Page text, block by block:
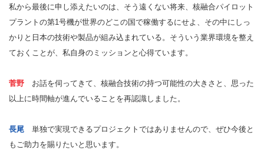
私から最後に申し添えたいのは、そう遠くない将来、核融合パイロット
プラントの第1号機が世界のどこの国で稼働するにせよ、その中にしっ
かりと日本の技術や製品が組み込まれている。そういう業界環境を整え
ておくことが、私自身のミッションと心得ています。
菅野 お話を伺ってきて、核融合技術の持つ可能性の大きさと、思った
以上に時間軸が進んでいることを再認識しました。
長尾 単独で実現できるプロジェクトではありませんので、ぜひ今後と
もご助力を賜りたいと思います。